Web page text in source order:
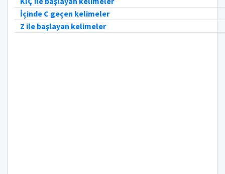
İçinde C geçen kelimeler
Z ile başlayan kelimeler